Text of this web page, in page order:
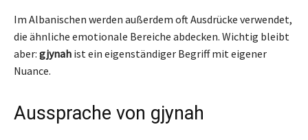
Im Albanischen werden außerdem oft Ausdrücke verwendet,
die ähnliche emotionale Bereiche abdecken. Wichtig bleibt
aber: gjynah ist ein eigenständiger Begriff mit eigener
Nuance.
Aussprache von gjynah